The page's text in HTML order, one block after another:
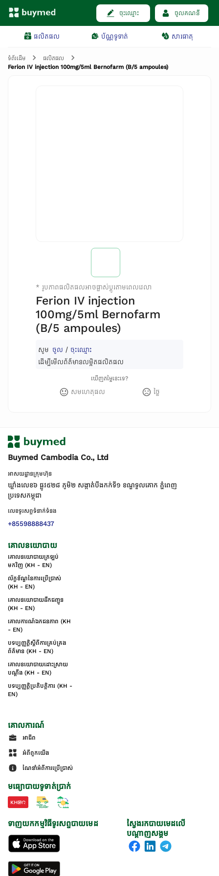
ចុះឈ្មោះ ចូលគណនី
ផលិតផល ប័ណ្ណទូទាត់ សារធាតុ
ទំព័រដើម
ផលិតផល
Ferion IV injection 100mg/5ml Bernofarm (B/5 ampoules)
* រូបភាពផលិតផលអាចផ្លាស់ប្តូរតាមពេលវេលា
Ferion IV injection
100mg/5ml Bernofarm
(B/5 ampoules)
សូម ចូល / ចុះឈ្មោះ
ដើម្បីមើលព័ត៌មានលម្អិតផលិតផល
ឃើញតម្លៃនេះទេ?
សមហេតុផល ថ្លៃ
Buymed Cambodia Co., Ltd
អាសយដ្ឋានក្រុមហ៊ុន
ឃ្លាំងលេខ៦ ផ្លូវ៥២៨ ភូមិ២ សង្កាត់់បឹងកក់ទី១ ខណ្ឌទួលគោក ភ្នំពេញ
ប្រទេសកម្ពុជា
លេខទូរសព្ទទំនាក់ទំនង
+85598888437
គោលនយោបាយ
គោលនយោបាយត្រឡប់
មកវិញ (KH - EN)
ល័ក្ខខ័ណ្ឌនៃការប្រើប្រាស់
(KH - EN)
គោលនយោបាយដឹកជញ្ជូន
(KH - EN)
គោលការណ៍ឯកជនភាព (KH
- EN)
បទប្បញ្ញត្តិស្តីពីការគ្រប់គ្រង
ព័ត៌មាន (KH - EN)
គោលនយោបាយដោះស្រាយ
បណ្ដឹង (KH - EN)
បទប្បញ្ញត្តិប្រតិបត្តិការ (KH -
EN)
គោលការណ៍
អាជីព
អំពីពួកយើង
ណែនាំអំពីការប្រើប្រាស់
មធ្យោបាយទូទាត់ប្រាក់
ស្វែងរកបាយមេដលើ
បណ្តាញសង្គម
ទាញយកកម្មវិធីទូរសព្ទបាយមេដ